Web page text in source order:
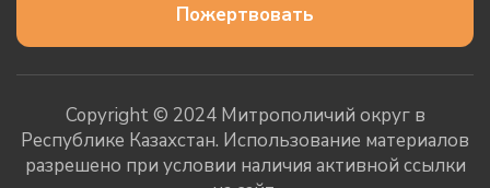
Пожертвовать
Copyright © 2024 Митрополичий округ в
Республике Казахстан. Использование материалов
разрешено при условии наличия активной ссылки